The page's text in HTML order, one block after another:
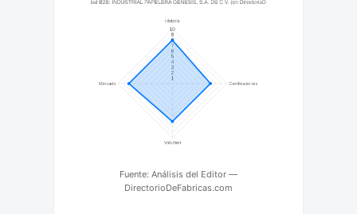
Fuente: Análisis del Editor —
DirectorioDeFabricas.com